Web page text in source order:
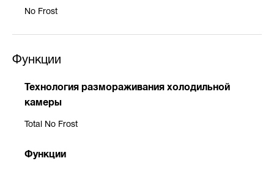
No Frost
Функции
Технология размораживания холодильной
камеры
Total No Frost
Функции